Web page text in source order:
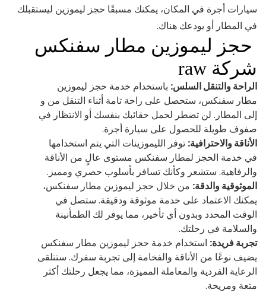
سيارات أجرة في المكان، يمكنك مسبقًا حجز ليموزين ليستقبلك
في المطار أو يودعك هناك.
حجز ليموزين مطار سفنكس
شركة raw
الراحة والتنقل السلس: باستخدام خدمة حجز ليموزين
مطار سفنكس، ستحصل على راحة تامة أثناء التنقل من و
إلى المطار. لن تضطر لحمل حقائبك بنفسك أو الانتظار في
صفوف طويلة للحصول على سيارة أجرة.
الأناقة والاحترافية: توفر الليموزينات التي يتم استخدامها
في خدمة الحجز لمطار سفنكس مستوى عالٍ من الأناقة
والرفاهية. ستشعر وكأنك تسافر بأسلوب حصري ومميز.
الموثوقية والدقة: من خلال حجز ليموزين مطار سفنكس،
يمكنك الاعتماد على خدمة موثوقة ودقيقة. ستصل في
الوقت المحدد وبدون أي تأخير، مما يوفر لك الطمأنينة
والسلامة في رحلتك.
تجربة فريدة: استخدام خدمة حجز ليموزين مطار سفنكس
يضيف نوعًا من الأناقة والفخامة إلى تجربة سفرك. ستتلقى
الرعاية الفردية والمعاملة المميزة، مما يجعل رحلتك أكثر
متعة ومريحة.